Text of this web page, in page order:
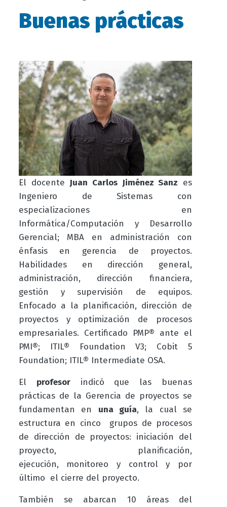
Buenas prácticas
El docente Juan Carlos Jiménez Sanz es
Ingeniero de Sistemas con
especializaciones en
Informática/Computación y Desarrollo
Gerencial; MBA en administración con
énfasis en gerencia de proyectos.
Habilidades en dirección general,
administración, dirección financiera,
gestión y supervisión de equipos.
Enfocado a la planificación, dirección de
proyectos y optimización de procesos
empresariales. Certificado PMP® ante el
PMI®; ITIL® Foundation V3; Cobit 5
Foundation; ITIL® Intermediate OSA.
El profesorindicó que las buenas
prácticas de la Gerencia de proyectos se
fundamentan en una guía, la cual se
estructura en cinco grupos de procesos
de dirección de proyectos: iniciación del
proyecto, planificación,
ejecución, monitoreo y control y por
último el cierre del proyecto.
También se abarcan 10 áreas del